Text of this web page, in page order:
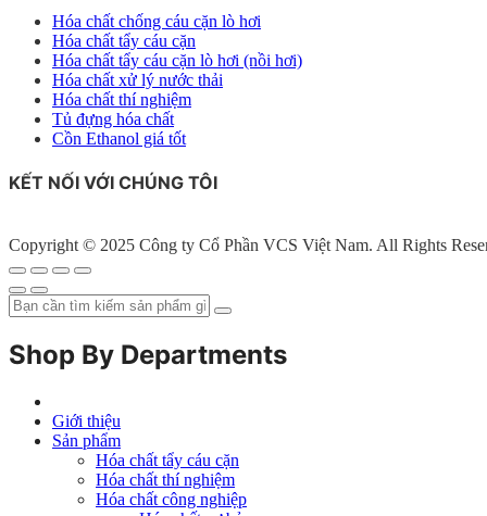
Hóa chất chống cáu cặn lò hơi
Hóa chất tẩy cáu cặn
Hóa chất tẩy cáu cặn lò hơi (nồi hơi)
Hóa chất xử lý nước thải
Hóa chất thí nghiệm
Tủ đựng hóa chất
Cồn Ethanol giá tốt
KẾT NỐI VỚI CHÚNG TÔI
Copyright © 2025 Công ty Cổ Phần VCS Việt Nam. All Rights
Shop By Departments
Giới thiệu
Sản phẩm
Hóa chất tẩy cáu cặn
Hóa chất thí nghiệm
Hóa chất công nghiệp